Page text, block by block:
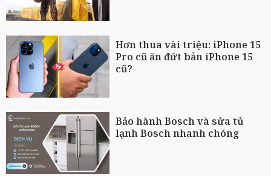
Hơn thua vài triệu: iPhone 15
Pro cũ ăn đứt bản iPhone 15
cũ?
Bảo hành Bosch và sửa tủ
lạnh Bosch nhanh chóng